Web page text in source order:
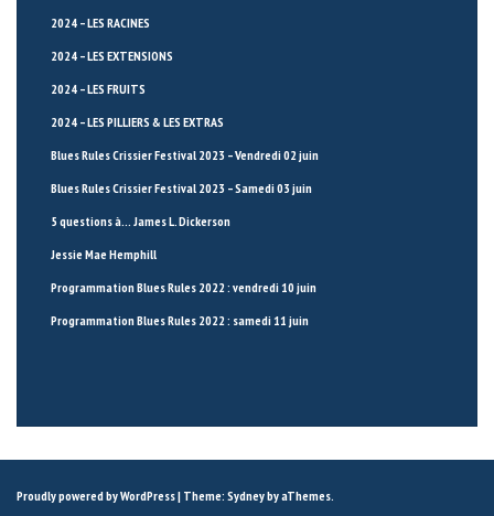
2024 – LES RACINES
2024 – LES EXTENSIONS
2024 – LES FRUITS
2024 – LES PILLIERS & LES EXTRAS
Blues Rules Crissier Festival 2023 – Vendredi 02 juin
Blues Rules Crissier Festival 2023 – Samedi 03 juin
5 questions à… James L. Dickerson
Jessie Mae Hemphill
Programmation Blues Rules 2022 : vendredi 10 juin
Programmation Blues Rules 2022 : samedi 11 juin
Proudly powered by WordPress| Theme: Sydneyby aThemes.